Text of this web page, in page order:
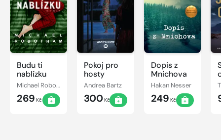
Budu ti
nablízku
Michael Robotham
269 Kč
Pokoj pro
hosty
Andrea Bartz
300Kč
Dopis z
Mnichova
Hakan Nesser
249 Kč